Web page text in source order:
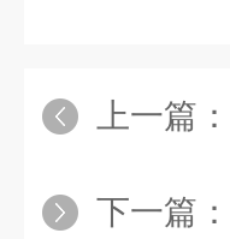
上一篇：
下一篇：